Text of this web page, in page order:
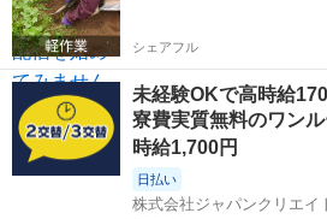
シェアフル
未経験OKで高時給
寮費実質無料のワン
時給1,700円
日払い
株式会社ジャパンクリエイ